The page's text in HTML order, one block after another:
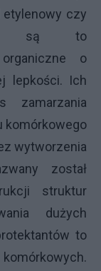
etylenowy czy
są to
o
lepkości. Ich
zamarzania
komórkowego
wytworzenia
został
struktur
dużych
to